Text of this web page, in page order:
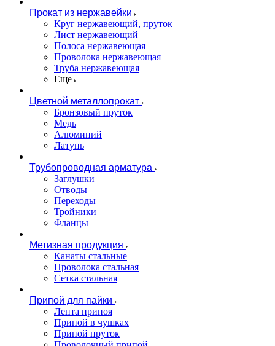
Прокат из нержавейки
Круг нержавеющий, пруток
Лист нержавеющий
Полоса нержавеющая
Проволока нержавеющая
Труба нержавеющая
Еще
Цветной металлопрокат
Бронзовый пруток
Медь
Алюминий
Латунь
Трубопроводная арматура
Заглушки
Отводы
Переходы
Тройники
Фланцы
Метизная продукция
Канаты стальные
Проволока стальная
Сетка стальная
Припой для пайки
Лента припоя
Припой в чушках
Припой пруток